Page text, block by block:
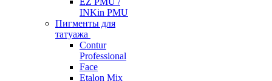
INKin PMU
Пигменты для
татуажа
Contur
Professional
Face
Etalon Mix